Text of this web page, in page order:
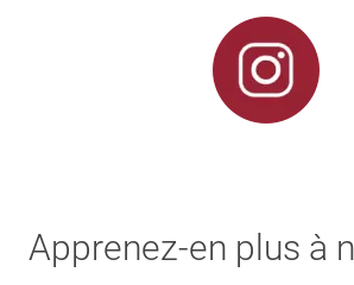
Apprenez-en plus à